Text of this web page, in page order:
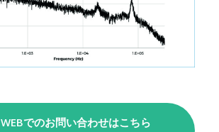
WEBでのお問い合わせはこちら